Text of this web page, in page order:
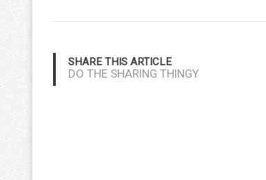
SHARE THIS ARTICLE
DO THE SHARING THINGY